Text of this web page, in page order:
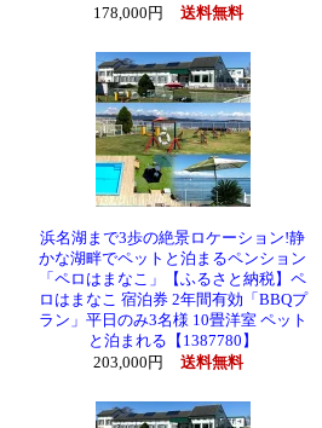
178,000円
送料無料
浜名湖まで3歩の絶景ロケーション!静
かな湖畔でペットと泊まるペンション
「ペロはまなこ」【ふるさと納税】ペ
ロはまなこ 宿泊券 2年間有効「BBQプ
ラン」平日のみ3名様 10畳洋室 ペット
と泊まれる【1387780】
203,000円
送料無料